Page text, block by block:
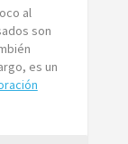
al
son
es un